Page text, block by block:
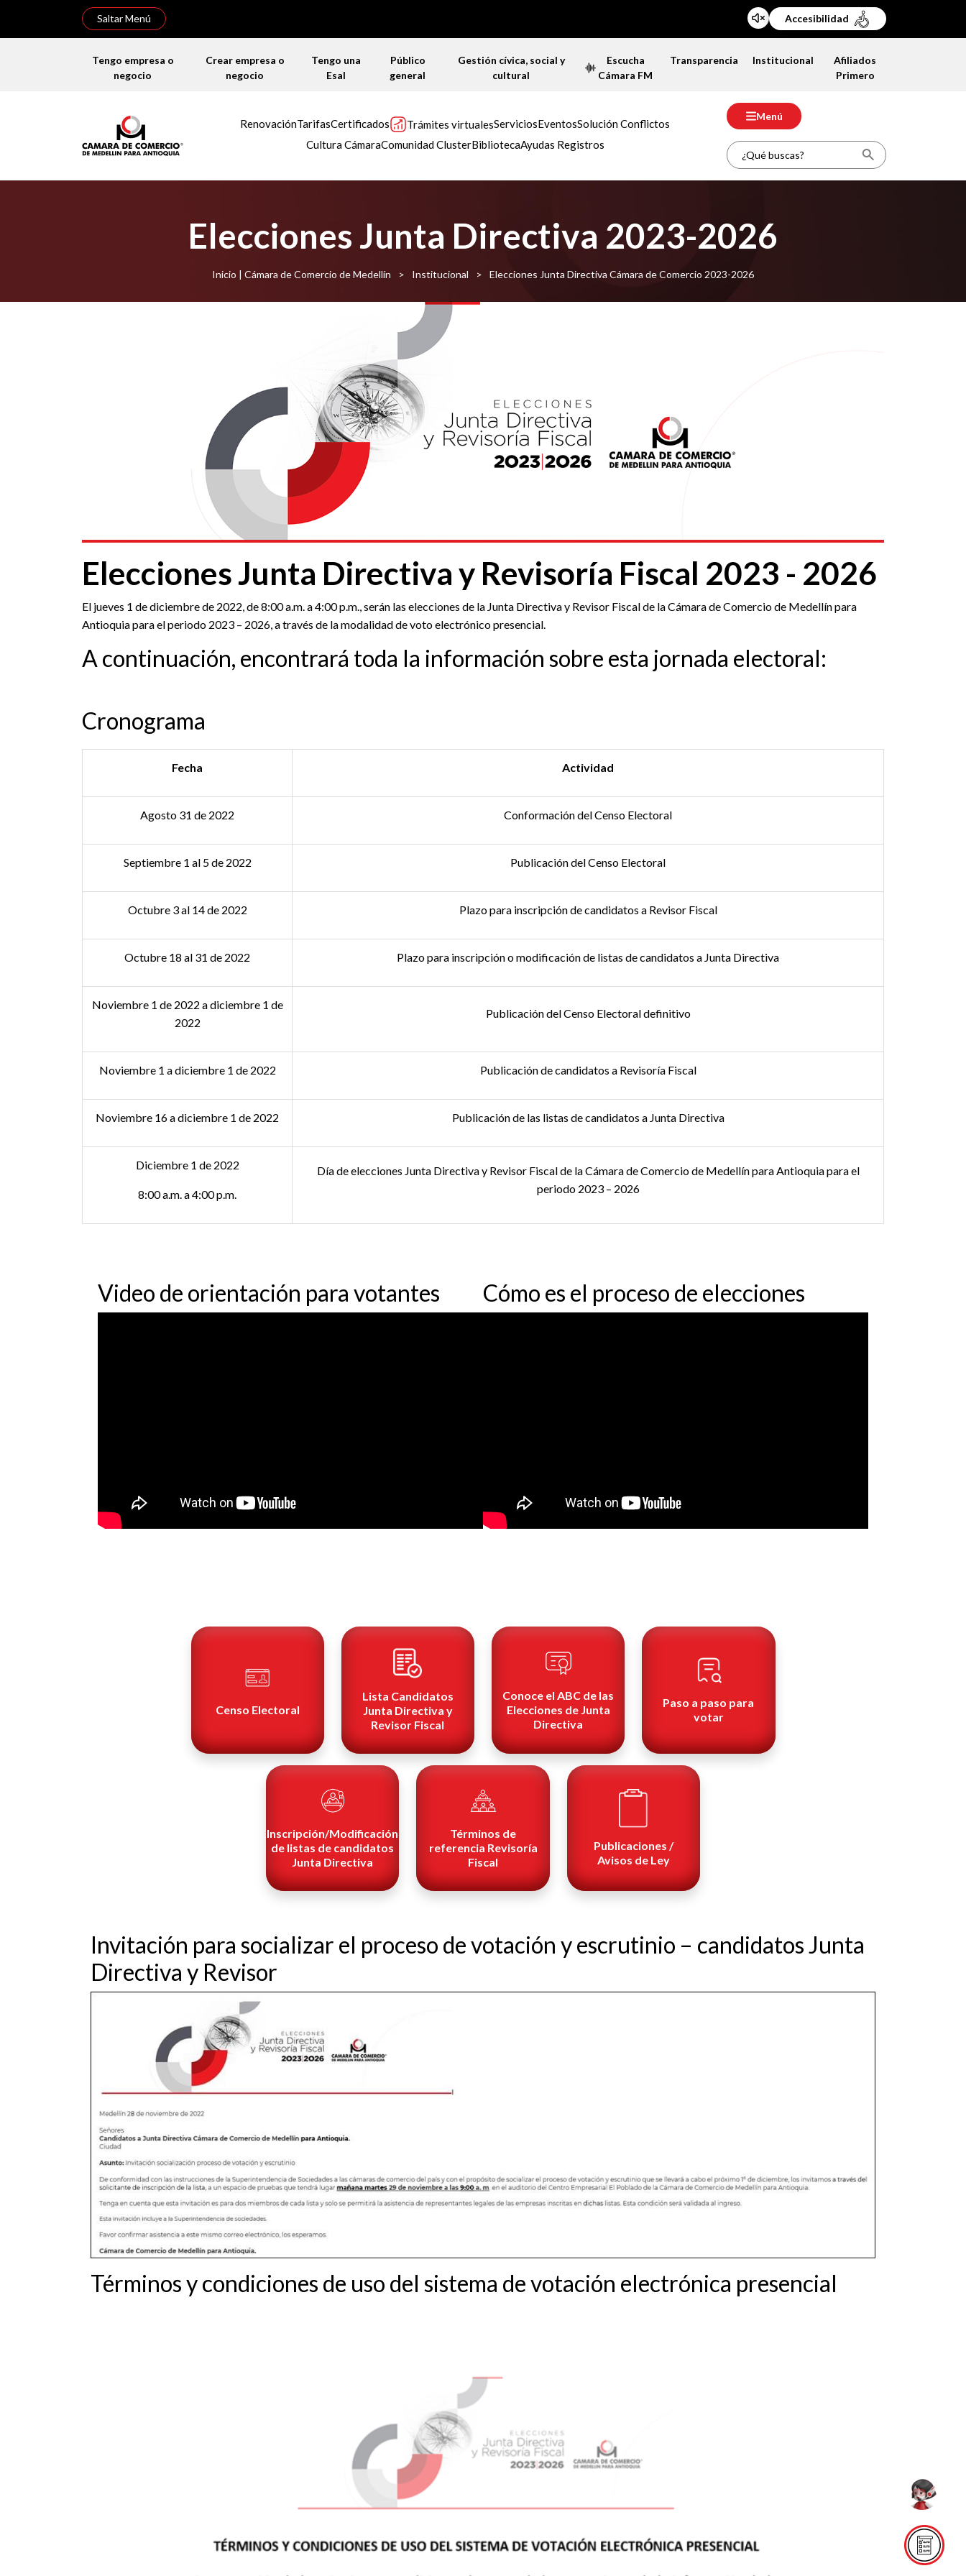
Saltar Menú Accesibilidad
Tengo empresa o
negocio
Crear empresa o
negocio
Tengo una
Esal
Público
general
Gestión cívica, social y
cultural
Escucha
Cámara FM
Transparencia Institucional
Afiliados
Primero
RenovaciónTarifasCertificados Trámites virtualesServiciosEventosSolución Conflictos
Cultura CámaraComunidad ClusterBibliotecaAyudas Registros
Menú
Elecciones Junta Directiva 2023-2026
Inicio | Cámara de Comercio de Medellín > Institucional > Elecciones Junta Directiva Cámara de Comercio 2023-2026
Elecciones Junta Directiva y Revisoría Fiscal 2023 - 2026
El jueves 1 de diciembre de 2022, de 8:00 a.m. a 4:00 p.m., serán las elecciones de la Junta Directiva y Revisor Fiscal de la Cámara de Comercio de Medellín para
Antioquia para el periodo 2023 – 2026, a través de la modalidad de voto electrónico presencial.
A continuación, encontrará toda la información sobre esta jornada electoral:
Cronograma
Fecha Actividad
Agosto 31 de 2022 Conformación del Censo Electoral
Septiembre 1 al 5 de 2022 Publicación del Censo Electoral
Octubre 3 al 14 de 2022 Plazo para inscripción de candidatos a Revisor Fiscal
Octubre 18 al 31 de 2022 Plazo para inscripción o modificación de listas de candidatos a Junta Directiva
Noviembre 1 de 2022 a diciembre 1 de
2022
Publicación del Censo Electoral definitivo
Noviembre 1 a diciembre 1 de 2022 Publicación de candidatos a Revisoría Fiscal
Noviembre 16 a diciembre 1 de 2022 Publicación de las listas de candidatos a Junta Directiva
Diciembre 1 de 2022
8:00 a.m. a 4:00 p.m.
Día de elecciones Junta Directiva y Revisor Fiscal de la Cámara de Comercio de Medellín para Antioquia para el
periodo 2023 – 2026
Video de orientación para votantes Cómo es el proceso de elecciones
Censo Electoral
Lista Candidatos
Junta Directiva y
Revisor Fiscal
Conoce el ABC de las
Elecciones de Junta
Directiva
Paso a paso para
votar
Inscripción/Modificación
de listas de candidatos
Junta Directiva
Términos de
referencia Revisoría
Fiscal
Publicaciones /
Avisos de Ley
Invitación para socializar el proceso de votación y escrutinio – candidatos Junta
Directiva y Revisor
Términos y condiciones de uso del sistema de votación electrónica presencial